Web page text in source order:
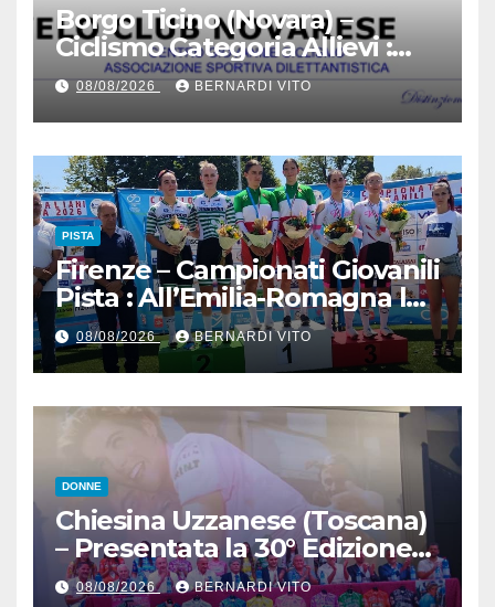
Borgo Ticino (Novara) –
Ciclismo Categoria Allievi :
Domenica 9 Agosto il Gran
Premio 12 Martiri – Si ringrazia
il signor Gianmario Gatti
(Segretario VC Novarese), per
la cortese collaborazione
tecnica
08/08/2026 BERNARDI VITO
PISTA
Firenze – Campionati Giovanili
Pista : All’Emilia-Romagna la
Maglia Tricolore Madison
“Donne Allieve”
08/08/2026 BERNARDI VITO
DONNE
Chiesina Uzzanese (Toscana)
– Presentata la 30° Edizione
del Giro della Toscana
08/08/2026 BERNARDI VITO